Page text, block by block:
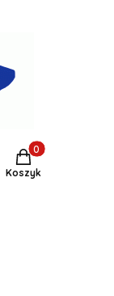
Produkty w
Koszyk